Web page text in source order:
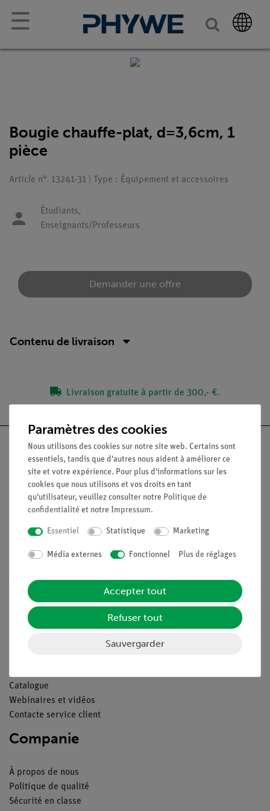
☰
Bougie chauffe-plat, d=3,6cm, 1
pièce
Article n°. 13241-31 | Type : Équipement et accessoires
Étudiants,
Enseignants/Professeurs
Demander une offre
Contenu de livraison
Livraison gratuite à partir de 300,- €.
Nach oben
Contact
Déclaration de confidentialité
Mentions légales
Service
Catalogue
Webinaires et vidéos
Contacte service client
Companie
À propos de nous
Politique de qualité
Sécurité en classe
Paramètres des cookies
Nous utilisons des cookies sur notre site web. Certains sont
essentiels, tandis que d'autres nous aident à améliorer ce
site et votre expérience. Pour plus d'informations sur les
cookies que nous utilisons et vos droits en tant
qu'utilisateur, veuillez consulter notre Politique de
confidentialité et notre Impressum.
Essentiel Statistique Marketing
Média externes Fonctionnel Plus de réglages
Accepter tout
Refuser tout
Sauvergarder